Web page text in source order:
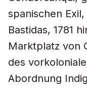
spanischen
Bastidas, 1781
Marktplatz von
des
Abordnung